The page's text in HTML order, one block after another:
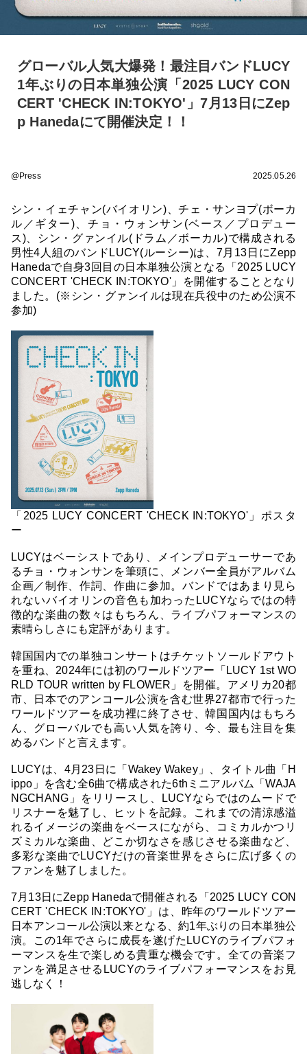
グローバル人気大爆発！最注目バンドLUCY
1年ぶりの日本単独公演「2025 LUCY CON
CERT 'CHECK IN:TOKYO'」7月13日にZep
p Hanedaにて開催決定！！
@Press 2025.05.26
シン・イェチャン(バイオリン)、チェ・サンヨプ(ボーカ
ル／ギター)、チョ・ウォンサン(ベース／プロデュー
ス)、シン・グァンイル(ドラム／ボーカル)で構成される
男性4人組のバンドLUCY(ルーシー)は、7月13日にZepp
Hanedaで自身3回目の日本単独公演となる「2025 LUCY
CONCERT 'CHECK IN:TOKYO'」を開催することとなり
ました。(※シン・グァンイルは現在兵役中のため公演不
参加)
「2025 LUCY CONCERT 'CHECK IN:TOKYO'」ポスタ
ー
LUCYはベーシストであり、メインプロデューサーであ
るチョ・ウォンサンを筆頭に、メンバー全員がアルバム
企画／制作、作詞、作曲に参加。バンドではあまり見ら
れないバイオリンの音色も加わったLUCYならではの特
徴的な楽曲の数々はもちろん、ライブパフォーマンスの
素晴らしさにも定評があります。
韓国国内での単独コンサートはチケットソールドアウト
を重ね、2024年には初のワールドツアー「LUCY 1st WO
RLD TOUR written by FLOWER」を開催。アメリカ20都
市、日本でのアンコール公演を含む世界27都市で行った
ワールドツアーを成功裡に終了させ、韓国国内はもちろ
ん、グローバルでも高い人気を誇り、今、最も注目を集
めるバンドと言えます。
LUCYは、4月23日に「Wakey Wakey」、タイトル曲「H
ippo」を含む全6曲で構成された6thミニアルバム「WAJA
NGCHANG」をリリースし、LUCYならではのムードで
リスナーを魅了し、ヒットを記録。これまでの清涼感溢
れるイメージの楽曲をベースにながら、コミカルかつリ
ズミカルな楽曲、どこか切なさを感じさせる楽曲など、
多彩な楽曲でLUCYだけの音楽世界をさらに広げ多くの
ファンを魅了しました。
7月13日にZepp Hanedaで開催される「2025 LUCY CON
CERT 'CHECK IN:TOKYO'」は、昨年のワールドツアー
日本アンコール公演以来となる、約1年ぶりの日本単独公
演。この1年でさらに成長を遂げたLUCYのライブパフォ
ーマンスを生で楽しめる貴重な機会です。全ての音楽フ
ァンを満足させるLUCYのライブパフォーマンスをお見
逃しなく！